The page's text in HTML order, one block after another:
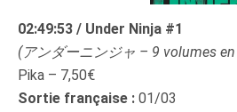
02:49:53 / Under Ninja #1
(アンダーニンジャ – 9 volumes
Pika – 7,50€
Sortie française : 01/03